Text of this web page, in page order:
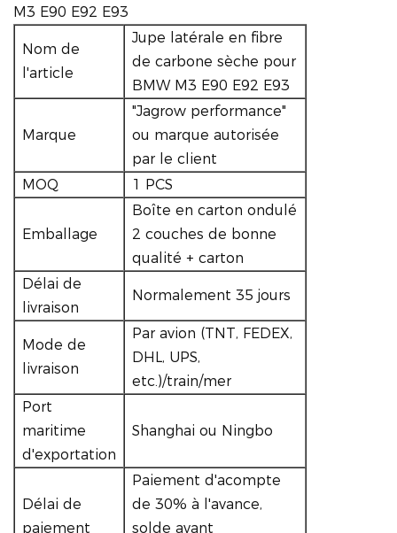
M3 E90 E92 E93
Nom de
l'article
Jupe latérale en fibre
de carbone sèche pour
BMW M3 E90 E92 E93
Marque
"Jagrow performance"
ou marque autorisée
par le client
MOQ
1 PCS
Emballage
Boîte en carton ondulé
2 couches de bonne
qualité + carton
Délai de
livraison
Normalement 35 jours
Mode de
livraison
Par avion (TNT, FEDEX,
DHL, UPS,
etc.)/train/mer
Port
maritime
d'exportation
Shanghai ou Ningbo
Délai de
paiement
Paiement d'acompte
de 30% à l'avance,
solde avant